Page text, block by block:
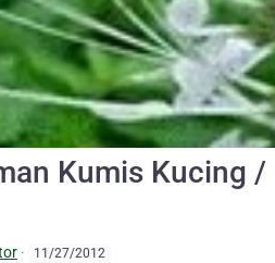
Kumis Kucing
· 11/27/2012